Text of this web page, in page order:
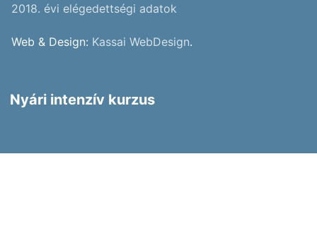
2018. évi elégedettségi adatok
Web & Design: Kassai WebDesign.
Nyári intenzív kurzus